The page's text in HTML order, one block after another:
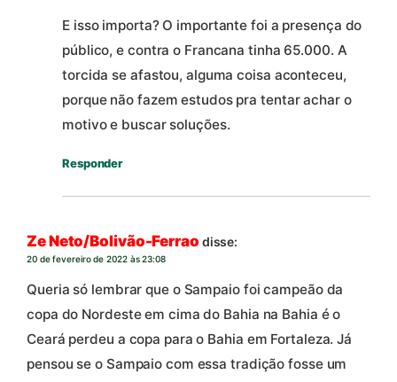
E isso importa? O importante foi a presença do
público, e contra o Francana tinha 65.000. A
torcida se afastou, alguma coisa aconteceu,
porque não fazem estudos pra tentar achar o
motivo e buscar soluções.
Responder
Ze Neto/Bolivão-Ferrao disse:
20 de fevereiro de 2022 às 23:08
Queria só lembrar que o Sampaio foi campeão da
copa do Nordeste em cima do Bahia na Bahia é o
Ceará perdeu a copa para o Bahia em Fortaleza. Já
pensou se o Sampaio com essa tradição fosse um